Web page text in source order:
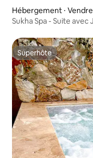
Hébergement ⋅
Sukha Spa - Suite
Superhôte
Superhôte